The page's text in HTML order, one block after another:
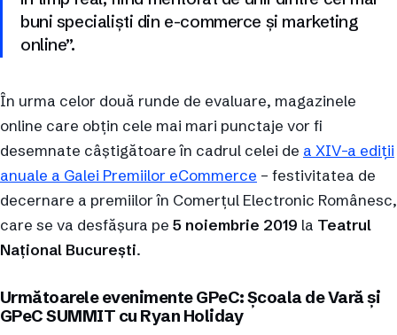
buni specialiști din e-commerce și marketing
online”.
În urma celor două runde de evaluare, magazinele
online care obțin cele mai mari punctaje vor fi
desemnate câștigătoare în cadrul celei de a XIV-a ediții
anuale a Galei Premiilor eCommerce – festivitatea de
decernare a premiilor în Comerțul Electronic Românesc,
care se va desfășura pe 5 noiembrie 2019 la Teatrul
Național București.
Următoarele evenimente GPeC: Școala de Vară și
GPeC SUMMIT cu Ryan Holiday